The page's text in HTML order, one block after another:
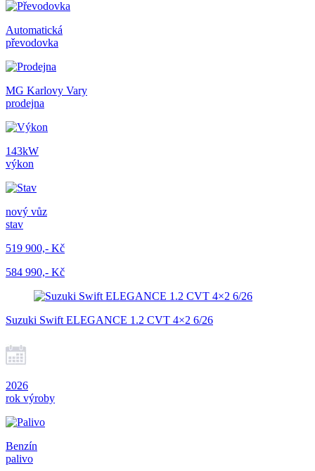
Automatická
převodovka
MG Karlovy Vary
prodejna
143kW
výkon
nový vůz
stav
519 900,- Kč
584 990,- Kč
Suzuki Swift ELEGANCE 1.2 CVT 4×2 6/26
2026
rok výroby
Benzín
palivo